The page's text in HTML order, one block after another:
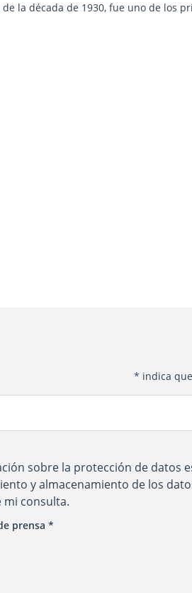
la década de 1930, fue uno de los
* indica
sobre la protección de datos
y almacenamiento de los
consulta.
prensa *